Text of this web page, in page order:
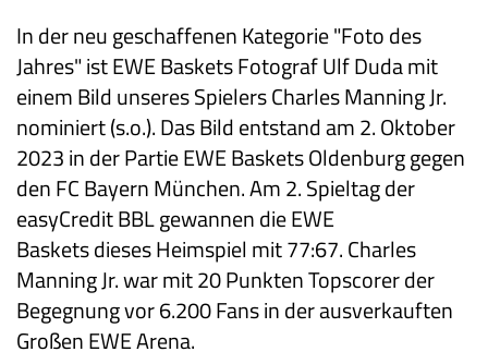
In der neu geschaffenen Kategorie "Foto des
Jahres" ist EWE Baskets Fotograf Ulf Duda mit
einem Bild unseres Spielers Charles Manning Jr.
nominiert (s.o.). Das Bild entstand am 2. Oktober
2023 in der Partie EWE Baskets Oldenburg gegen
den FC Bayern München. Am 2. Spieltag der
easyCredit BBL gewannen die EWE
Baskets dieses Heimspiel mit 77:67. Charles
Manning Jr. war mit 20 Punkten Topscorer der
Begegnung vor 6.200 Fans in der ausverkauften
Großen EWE Arena.